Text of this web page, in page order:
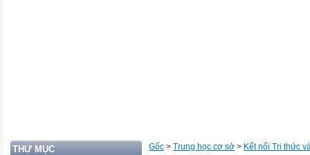
THƯ MỤC Gốc > Trung học cơ sở > Kết nối Tri thức